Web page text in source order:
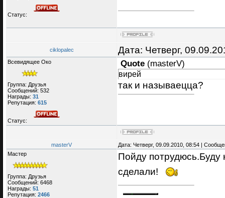
Статус:
ciklopalec Дата: Четверг,
Всевидящее Око
Группа: Друзья
Сообщений: 532
Награды: 31
Репутация: 615
Статус:
Quote (masterV)
вирей
так и называецца?
masterV
Дата: Четверг, 09.09.2010, 08:54 |
Мастер
Группа: Друзья
Сообщений: 6468
Награды: 51
Репутация: 2466
Пойду потрудюсь.Буду
сделали!